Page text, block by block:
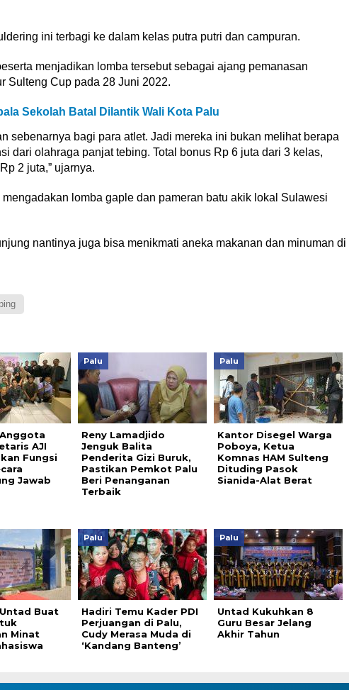
ini terbagi ke dalam kelas putra putri dan campuran.
menjadikan lomba tersebut sebagai ajang pemanasan
Sulteng Cup pada 28 Juni 2022.
Sekolah Batal Dilantik Wali Kota Palu
sebenarnya bagi para atlet. Jadi mereka ini bukan melihat berapa
dari olahraga panjat tebing. Total bonus Rp 6 juta dari 3 kelas,
2 juta,” ujarnya.
lomba gaple dan pameran batu akik lokal Sulawesi
nantinya juga bisa menikmati aneka makanan dan minuman di
AJI
Fungsi
Jawab
Palu
Reny Lamadjido
Jenguk Balita
Penderita Gizi Buruk,
Pastikan Pemkot Palu
Beri Penanganan
Terbaik
Palu
Kantor Disegel Warga
Poboya, Ketua
Komnas HAM Sulteng
Dituding Pasok
Sianida-Alat Berat
Buat
Minat
Palu
Hadiri Temu Kader PDI
Perjuangan di Palu,
Cudy Merasa Muda di
‘Kandang Banteng’
Palu
Untad Kukuhkan 8
Guru Besar Jelang
Akhir Tahun